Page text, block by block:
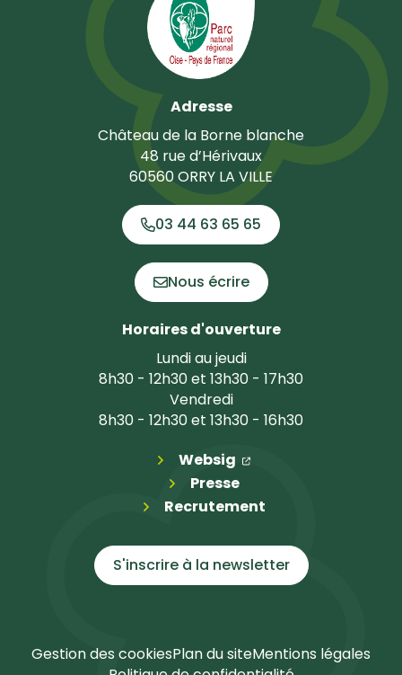
Adresse
Château de la Borne blanche
48 rue d’Hérivaux
60560 ORRY LA VILLE
03 44 63 65 65
Nous écrire
Horaires d'ouverture
Lundi au jeudi
8h30 - 12h30 et 13h30 - 17h30
Vendredi
8h30 - 12h30 et 13h30 - 16h30
Websig (ouverture dans un
(ouverture dans
Presse
Recrutement
S'inscrire à la newsletter
Gestion des cookiesPlan du siteMentions légales